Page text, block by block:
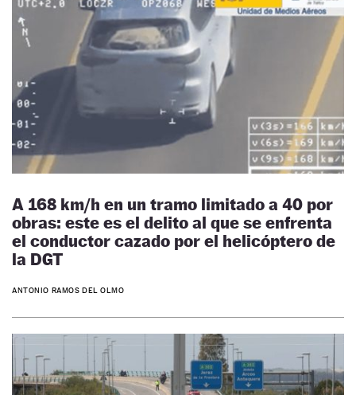
A 168 km/h en un tramo limitado a 40 por
obras: este es el delito al que se enfrenta
el conductor cazado por el helicóptero de
la DGT
ANTONIO RAMOS DEL OLMO